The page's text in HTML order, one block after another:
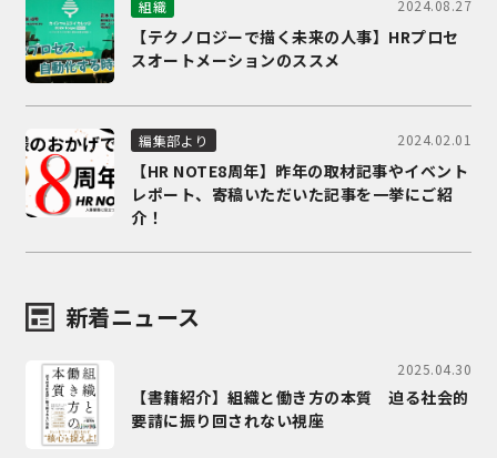
組織 2024.08.27
【テクノロジーで描く未来の人事】HRプロセ
スオートメーションのススメ
編集部より 2024.02.01
【HR NOTE8周年】昨年の取材記事やイベント
レポート、寄稿いただいた記事を一挙にご紹
介！
新着ニュース
2025.04.30
【書籍紹介】組織と働き方の本質 迫る社会的
要請に振り回されない視座